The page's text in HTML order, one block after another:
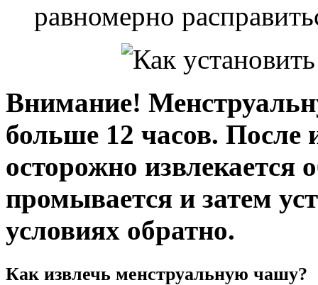
равномерно
Внимание!
больше 12 часов. После
осторожно извлекается
промывается и затем
условиях обратно.
Как извлечь менструальную чашу?